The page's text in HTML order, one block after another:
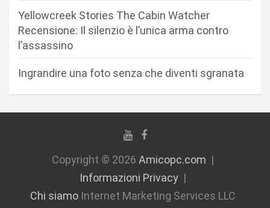
Yellowcreek Stories The Cabin Watcher
Recensione: Il silenzio è l’unica arma contro
l’assassino
Ingrandire una foto senza che diventi sgranata
Copyright © 2026 Amicopc.com
Informazioni Privacy
Chi siamoInternet Marketing Services LLC